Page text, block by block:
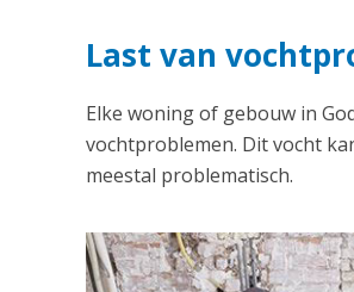
Last van
Elke woning of gebouw in
vochtproblemen. Dit vocht
meestal problematisch.